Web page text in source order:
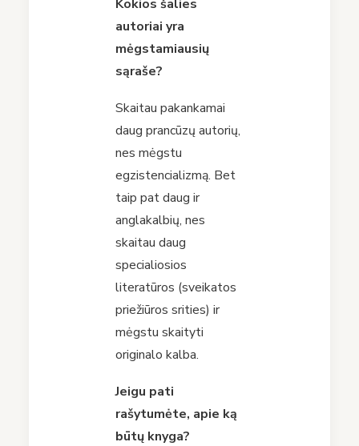
Kokios šalies
autoriai yra
mėgstamiausių
sąraše?
Skaitau pakankamai
daug prancūzų autorių,
nes mėgstu
egzistencializmą. Bet
taip pat daug ir
anglakalbių, nes
skaitau daug
specialiosios
literatūros (sveikatos
priežiūros srities) ir
mėgstu skaityti
originalo kalba.
Jeigu pati
rašytumėte, apie ką
būtų knyga?